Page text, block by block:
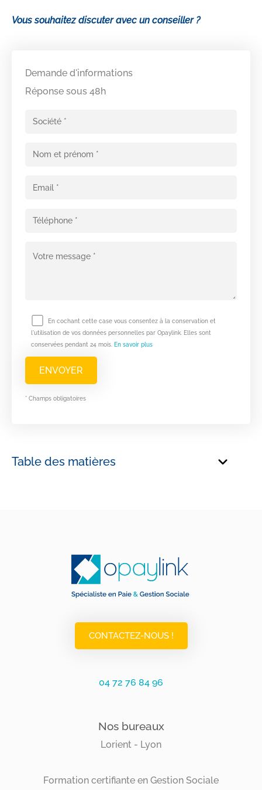
Vous souhaitez discuter avec un conseiller ?
Demande d'informations
Réponse sous 48h
En cochant cette case vous consentez à la conservation et
l'utilisation de vos données personnelles par Opaylink. Elles sont
conservées pendant 24 mois. En savoir plus
* Champs obligatoires
Table des matières
CONTACTEZ-NOUS !
04 72 76 84 96
Nos bureaux
Lorient - Lyon
Formation certifiante en Gestion Sociale